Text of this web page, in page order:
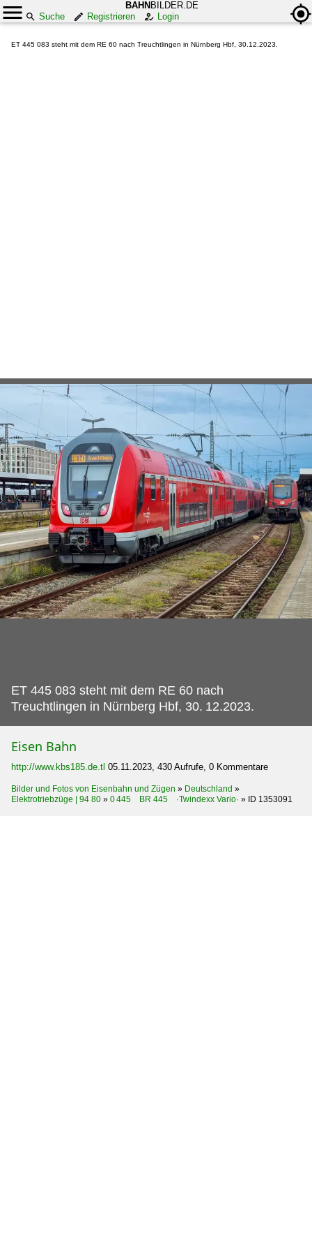
BAHN BILDER.DE
Suche
Registrieren Login
ET 445 083 steht mit dem RE 60 nach Treuchtlingen in Nürnberg Hbf, 30.12.2023.
ET 445 083 steht mit dem RE 60 nach
Treuchtlingen in Nürnberg Hbf, 30. 12.2023.
Eisen Bahn
http://www.kbs185.de.tl 05.11.2023, 430 Aufrufe, 0 Kommentare
Bilder und Fotos von Eisenbahn und Zügen » Deutschland »
Elektrotriebzüge | 94 80 » 0 445 BR 445 ·Twindexx Vario· » ID 1353091